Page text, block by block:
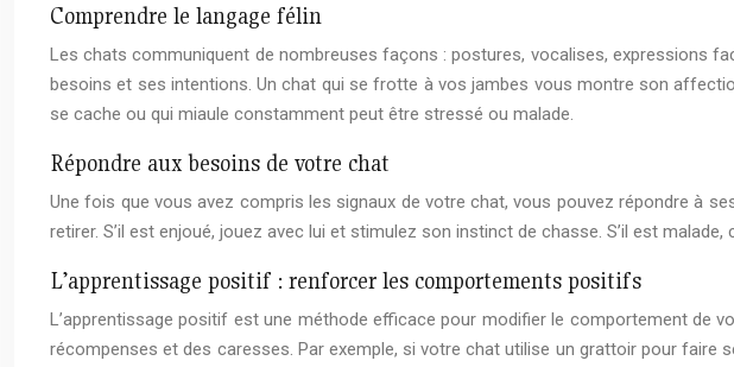
Comprendre le langage félin
Les chats communiquent de nombreuses façons : postures, vocalises, expressions
besoins et ses intentions. Un chat qui se frotte à vos jambes vous montre son
se cache ou qui miaule constamment peut être stressé ou malade.
Répondre aux besoins de votre chat
Une fois que vous avez compris les signaux de votre chat, vous pouvez répondre à
retirer. S’il est enjoué, jouez avec lui et stimulez son instinct de chasse. S’il est
L’apprentissage positif : renforcer les comportements positifs
L’apprentissage positif est une méthode efficace pour modifier le comportement de
récompenses et des caresses. Par exemple, si votre chat utilise un grattoir pour